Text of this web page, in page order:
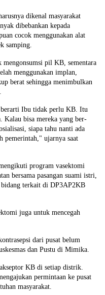
dikenal masyarakat
dibebankan kepada
cocok menggunakan alat
samping.
mengonsumsi pil KB, sementara
menggunakan implan,
berat sehingga menimbulkan
berarti Ibu tidak perlu KB. Itu
Kalau bisa mereka yang ber-
siapa tahu nanti ada
pemerintah," ujarnya saat
program vasektomi
bersama pasangan suami istri,
bidang terkait di DP3AP2KB
juga untuk mencegah
dari pusat belum
dan Pustu di Mimika.
KB di setiap distrik.
permintaan ke pusat
masyarakat.